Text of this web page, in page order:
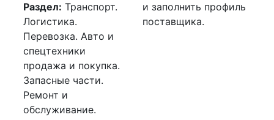
Раздел: Транспорт.
Логистика.
Перевозка. Авто и
спецтехники
продажа и покупка.
Запасные части.
Ремонт и
обслуживание.
и заполнить профиль
поставщика.